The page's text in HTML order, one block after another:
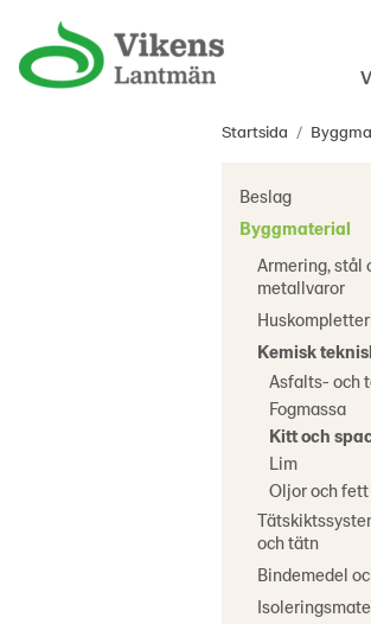
Startsida /
Beslag
Byggmaterial
Armering, stål
metallvaror
Kemisk
Asfalts- och
Fogmassa
Kitt och
Lim
Oljor och fett
och tätn
Bindemedel